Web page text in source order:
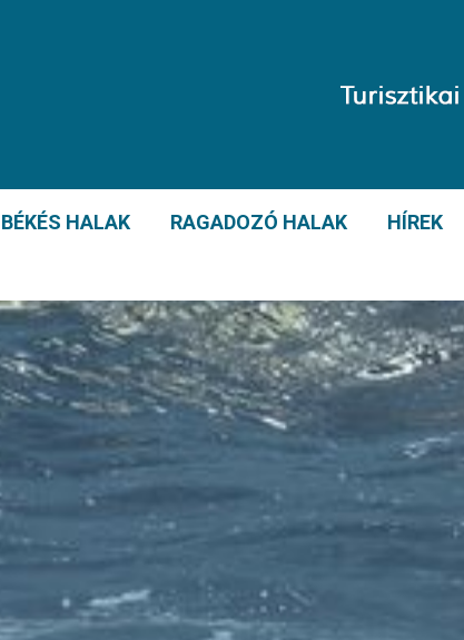
BÉKÉS HALAK RAGADOZÓ HALAK HÍREK